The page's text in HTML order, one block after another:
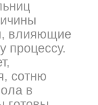
влияющие
процессу.
сотню
в